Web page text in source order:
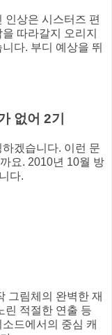
인상은 시스터즈 편
따라갈지 오리지
다. 부디 예상을 뛰
없어 2기
겠습니다. 이런 문
요. 2010년 10월 방
다.
그림체의 완벽한 재
린 적절한 연출 등
드에서의 중심 캐